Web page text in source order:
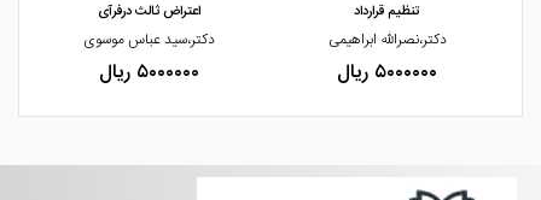
تنظیم قرارداد
دکتر،نصرالله ابراهیمی
۵۰۰۰۰۰۰ ریال
اعتراض ثالث درفرآی
دکتر،سید عباس موسوی
۵۰۰۰۰۰۰ ریال